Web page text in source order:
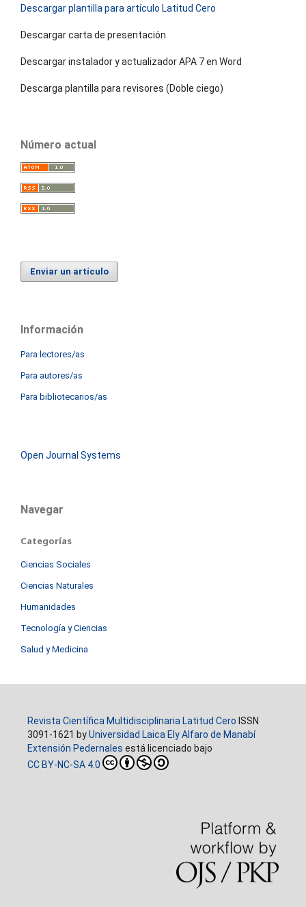
Descargar plantilla para artículo Latitud Cero
Descargar carta de presentación
Descargar instalador y actualizador APA 7 en Word
Descarga plantilla para revisores (Doble ciego)
Número actual
Enviar un artículo
Información
Para lectores/as
Para autores/as
Para bibliotecarios/as
Open Journal Systems
Navegar
Categorías
Ciencias Sociales
Ciencias Naturales
Humanidades
Tecnología y Ciencias
Salud y Medicina
Revista Científica Multidisciplinaria Latitud Cero ISSN
3091-1621 byUniversidad Laica Ely Alfaro de Manabí
Extensión Pedernales está licenciado bajo
CC BY-NC-SA 4.0